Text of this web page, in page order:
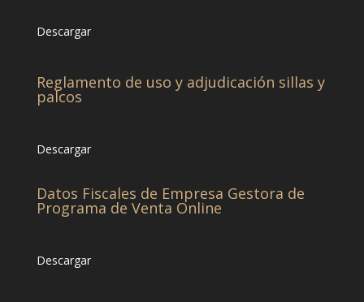
Descargar
Reglamento de uso y adjudicación sillas y
palcos
Descargar
Datos Fiscales de Empresa Gestora de
Programa de Venta Online
Descargar